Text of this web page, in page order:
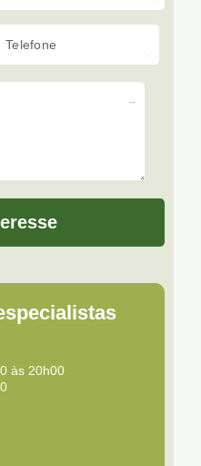
Telefone
às 20h00